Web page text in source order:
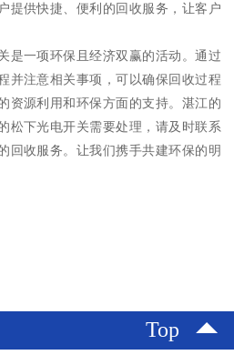
提供快捷、便利的回收服务，让客户
是一项环保且经济双赢的活动。通过
并注意相关事项，可以确保回收过程
资源利用和环保方面的支持。湛江的
松下光电开关需要处理，请及时联系
回收服务。让我们携手共建环保的明
Top